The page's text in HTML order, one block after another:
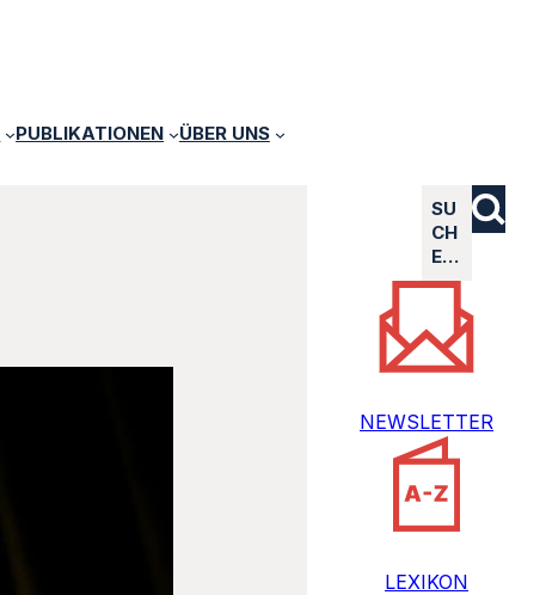
PUBLIKATIONEN ÜBER UNS
SU
CH
E…
NEWSLETTER
LEXIKON